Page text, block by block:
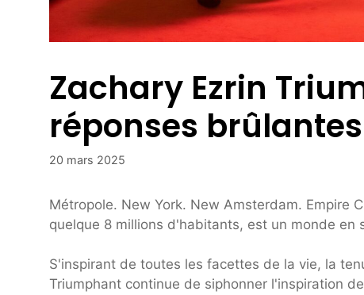
Zachary Ezrin
réponses
20 mars 2025
Métropole. New York. New Amsterdam. Empire
quelque 8 millions d'habitants, est un monde en
S'inspirant de toutes les facettes de la vie, la
Triumphant continue de siphonner l'inspiration